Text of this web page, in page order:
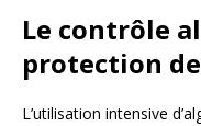
Le contrôle
protection
L’utilisation intensive